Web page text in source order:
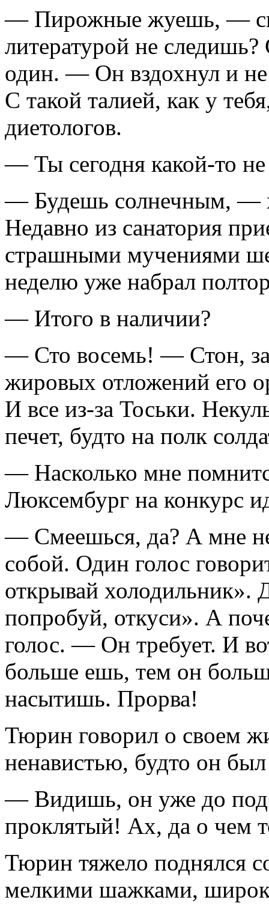
— Пирожные жуешь, —
литературой не
один. — Он вздохнул и
С такой талией, как у
диетологов.
— Ты сегодня какой-то
— Будешь солнечным, —
Недавно из санатория
страшными мучениями
неделю уже набрал
— Итого в наличии?
— Сто восемь! — Стон,
жировых отложений его
И все из-за Тоськи.
печет, будто на полк
— Насколько мне
Люксембург на конкурс
— Смеешься, да? А мне
собой. Один голос
открывай холодильник».
попробуй, откуси». А
голос. — Он требует. И
больше ешь, тем он
насытишь. Прорва!
Тюрин говорил о своем
ненавистью, будто он
— Видишь, он уже до
проклятый! Ах, да о чем
Тюрин тяжело поднялся
мелкими шажками,